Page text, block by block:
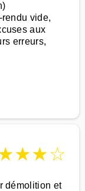
vide,
aux
erreurs,
★★☆
démolition et